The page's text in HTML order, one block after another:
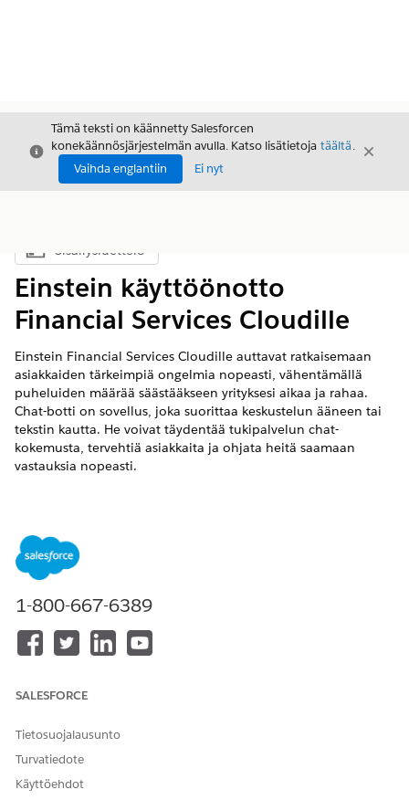
Sulje
Tämä teksti on käännetty Salesforcen
konekäännösjärjestelmän avulla. Katso lisätietoja täältä.
Vaihda englantiin
Ei nyt
Sulje
Näytä sisällysluettelo
Sisällysluettelo
Einstein käyttöönotto
Financial Services Cloudille
Einstein Financial Services Cloudille auttavat ratkaisemaan
asiakkaiden tärkeimpiä ongelmia nopeasti, vähentämällä
puheluiden määrää säästääkseen yrityksesi aikaa ja rahaa.
Chat-botti on sovellus, joka suorittaa keskustelun ääneen tai
tekstin kautta. He voivat täydentää tukipalvelun chat-
kokemusta, tervehtiä asiakkaita ja ohjata heitä saamaan
vastauksia nopeasti.
Financial Services Cloud on käytettävissä Lightning
Experiencessa.
Unlimited Edition-versioissa
Einstein käyttöönottoa edeltävät tehtävät Financial
Financial Services Cloudille.
Einstein lataaminen ja käyttöönotto Financial Services
Voit ladata ja ottaa botin käyttöön kahdella tavalla.
1-800-667-6389
SALESFORCE
Tietosuojalausunto
Turvatiedote
Käyttöehdot